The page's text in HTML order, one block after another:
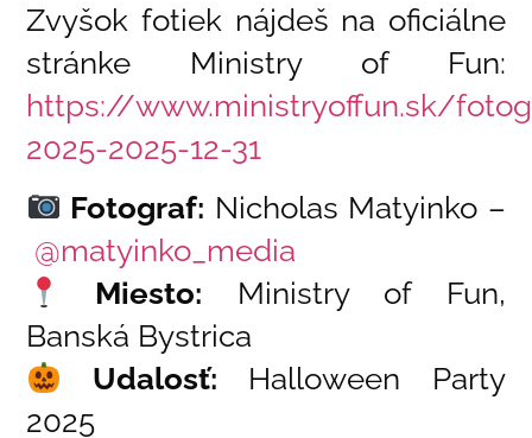
Zvyšok fotiek nájdeš na oficiálne
stránke Ministry of Fun:
https://www.ministryoffun.sk/
2025-2025-12-31
Fotograf: Nicholas Matyinko –
@matyinko_media
Miesto: Ministry of Fun,
Banská Bystrica
Udalosť: Halloween Party
2025